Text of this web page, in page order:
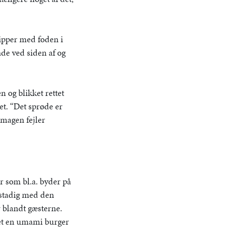
med foden i
ved siden af og
og blikket rettet
“Det sprøde er
fejler
som bl.a. byder på
med den
gæsterne.
en umami burger